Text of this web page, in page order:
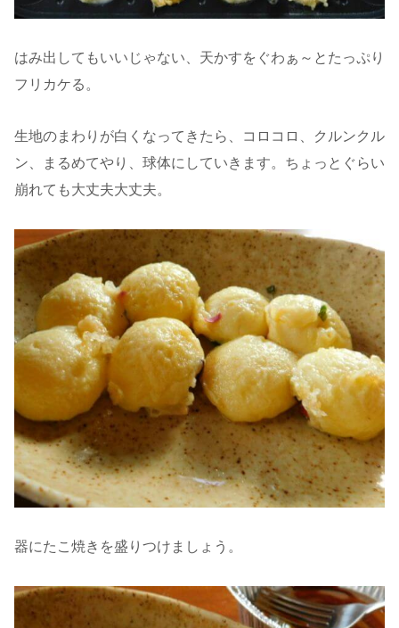
はみ出してもいいじゃない、天かすをぐわぁ～とたっぷり
フリカケる。
生地のまわりが白くなってきたら、コロコロ、クルンクル
ン、まるめてやり、球体にしていきます。ちょっとぐらい
崩れても大丈夫大丈夫。
器にたこ焼きを盛りつけましょう。